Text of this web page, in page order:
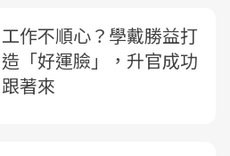
工作不順心？學戴勝益打
造「好運臉」，升官成功
跟著來